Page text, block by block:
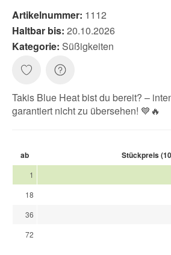
Artikelnummer: 1112
Haltbar bis: 20.10.2026
Kategorie: Süßigkeiten
Takis Blue Heat bist du bereit? –
garantiert nicht zu übersehen! 💙🔥
ab Stückpreis
1
18
36
72